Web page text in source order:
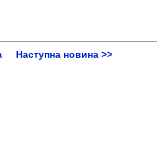
Наступна новина >>